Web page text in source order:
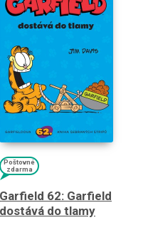
Poštovné
zdarma
Garfield 62: Garfield
dostává do tlamy